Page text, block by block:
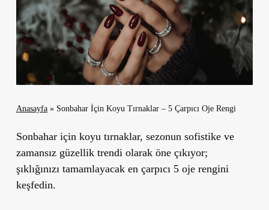
Anasayfa» Sonbahar İçin Koyu Tırnaklar – 5 Çarpıcı Oje Rengi
Sonbahar için koyu tırnaklar, sezonun sofistike ve
zamansız güzellik trendi olarak öne çıkıyor;
şıklığınızı tamamlayacak en çarpıcı 5 oje rengini
keşfedin.